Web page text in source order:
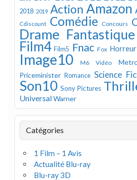
2018 2019 Action Amazon
Cdiscount Comédie Concours
Drame Fantastique
Film4 Film5 Fnac Fox Horreur
Image10 M6 Vidéo
Priceminister Romance Science
Son10 Sony Pictures
UniversalWarner
Catégories
1 Film – 1 Avis
Actualité Blu-ray
Blu-ray 3D